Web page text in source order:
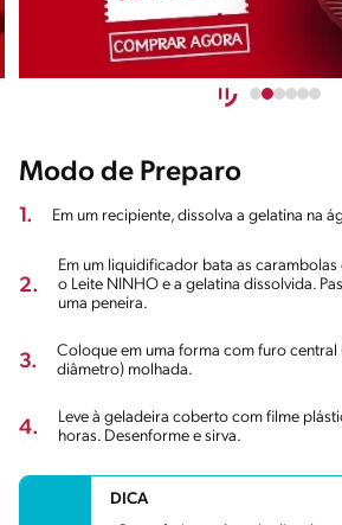
Modo de Preparo
1. Em um recipiente, dissolva a gelatina na
2.
Em um liquidificador bata as
o Leite NINHO e a gelatina dissolvida.
uma peneira.
3.
Coloque em uma forma com furo central
diâmetro) molhada.
4.
Leve à geladeira coberto com filme
horas. Desenforme e sirva.
DICA